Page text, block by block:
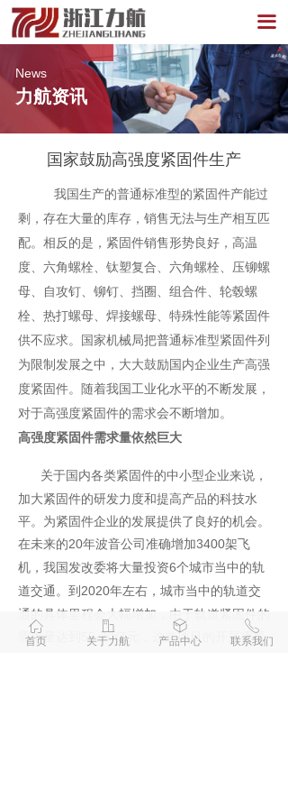
끀
国家鼓励高强度紧固件生产
我国生产的普通标准型的紧固件产能过
剩，存在大量的库存，销售无法与生产相互匹
配。相反的是，紧固件销售形势良好，高温
度、 六角螺栓、钛塑复合、 六角螺栓、压铆螺
母、自攻钉、铆钉、挡圈、组合件、轮毂螺
栓、热打螺母、焊接螺母、 特殊性能等紧固件
供不应求。国家机械局把普通标准型紧固件列
为限制发展之中，大大鼓励国内企业生产高强
度紧固件。随着我国工业化水平的不断发展，
对于高强度紧固件的需求会不断增加。
高强度紧固件需求量依然巨大
关于国内各类紧固件的中小型企业来说，
加大紧固件的研发力度和提高产品的科技水
平。为紧固件企业的发展提供了良好的机会。
在未来的20年波音公司准确增加3400架飞
机，我国发改委将大量投资6个城市当中的轨
道交通。到2020年左右，城市当中的轨道交
通的具体里程会大幅增加，由于轨道紧固件的
需求量达到
55-70亿元，这些项目的开展需要
News
力航资讯
ꀇ
首页
ꀶ
关于力航
ꁦ
产品中心
ꂅ
联系我们